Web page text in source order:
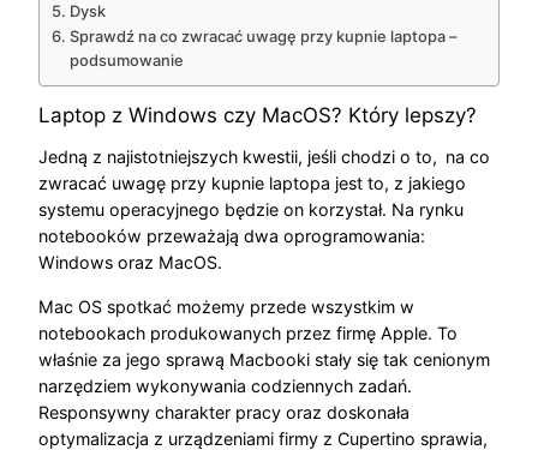
Dysk
Sprawdź na co zwracać uwagę przy kupnie laptopa –
podsumowanie
Laptop z Windows czy MacOS? Który lepszy?
Jedną z najistotniejszych kwestii, jeśli chodzi o to, na co
zwracać uwagę przy kupnie laptopa jest to, z jakiego
systemu operacyjnego będzie on korzystał. Na rynku
notebooków przeważają dwa oprogramowania:
Windows oraz MacOS.
Mac OS spotkać możemy przede wszystkim w
notebookach produkowanych przez firmę Apple. To
właśnie za jego sprawą Macbooki stały się tak cenionym
narzędziem wykonywania codziennych zadań.
Responsywny charakter pracy oraz doskonała
optymalizacja z urządzeniami firmy z Cupertino sprawia,